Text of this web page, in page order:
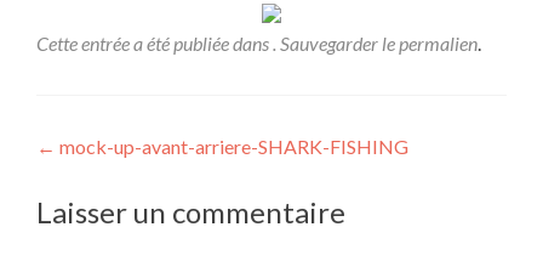
Cette entrée a été publiée dans . Sauvegarder lepermalien.
Navigation
de
l’article
← mock-up-avant-arriere-SHARK-FISHING
Laisser un commentaire